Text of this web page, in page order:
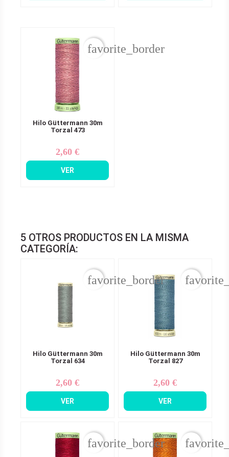
Hilo Güttermann 30m
Torzal 473
Precio
2,60 €
VER
favorite_border
5 OTROS PRODUCTOS EN LA MISMA
CATEGORÍA:
Hilo Güttermann 30m
Torzal 634
Precio
2,60 €
VER
favorite_border
Hilo Güttermann 30m
Torzal 827
Precio
2,60 €
VER
favorite_border